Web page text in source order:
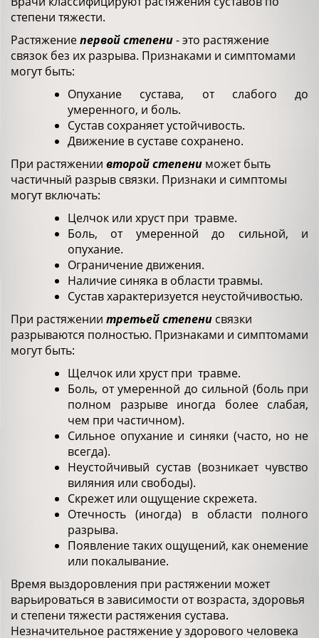
степени тяжести.
Растяжениепервой степени- это растяжение
связок без их разрыва. Признаками и симптомами
могут быть:
Опухание сустава, от слабого до
умеренного, и боль.
Сустав сохраняет устойчивость.
Движение в суставе сохранено.
При растяжении второй степени может быть
частичный разрыв связки. Признаки и симптомы
могут включать:
Целчок или хруст при травме.
Боль, от умеренной до сильной, и
опухание.
Ограничение движения.
Наличие синяка в области травмы.
Сустав характеризуется неустойчивостью.
При растяжении третьей степени связки
разрываются полностью. Признаками и симптомами
могут быть:
Щелчок или хруст при травме.
Боль, от умеренной до сильной (боль при
полном разрыве иногда более слабая,
чем при частичном).
Сильное опухание и синяки (часто, но не
всегда).
Неустойчивый сустав (возникает чувство
виляния или свободы).
Скрежет или ощущение скрежета.
Отечность (иногда) в области полного
разрыва.
Появление таких ощущений, как онемение
или покалывание.
Время выздоровления при растяжении может
варьироваться в зависимости от возраста, здоровья
и степени тяжести растяжения сустава.
Незначительное растяжение у здорового человека